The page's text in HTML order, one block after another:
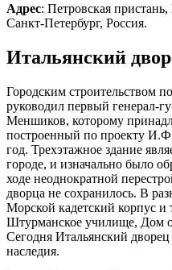
Адрес: Петровская
Санкт-Петербург, Россия.
Итальянский
Городским строительством
руководил первый генерал-
Меншиков, которому
построенный по проекту
год. Трехэтажное здание
городе, и изначально было
ходе неоднократной
дворца не сохранилось. В
Морской кадетский корпус и
Штурманское училище, Дом
Сегодня Итальянский
наследия.